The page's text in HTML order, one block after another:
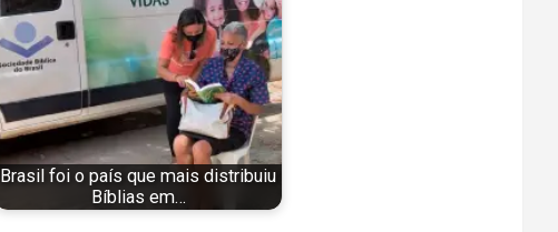
Brasil foi o país que mais distribuiu
Bíblias em…